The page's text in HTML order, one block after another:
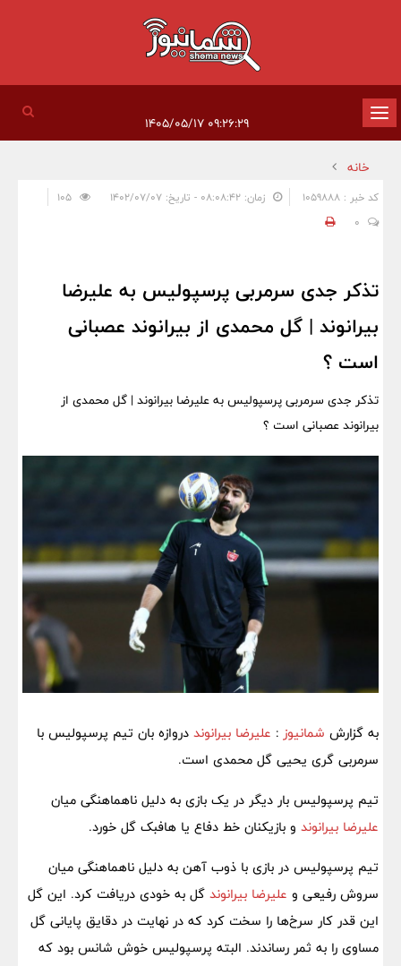
تغییر
وضعیت
ناوبری
۰۹:۲۶:۲۹ ۱۴۰۵/۰۵/۱۷
خانه
کد خبر : 1059888 زمان: ۰۸:۰۸:۴۲ - تاریخ: ۱۴۰۲/۰۷/۰۷
0
تذکر جدی سرمربی پرسپولیس به علیرضا
بیرانوند | گل محمدی از بیرانوند عصبانی
است ؟
تذکر جدی سرمربی پرسپولیس به علیرضا بیرانوند | گل محمدی از
بیرانوند عصبانی است ؟
به گزارش شمانیوز : علیرضا بیرانوند دروازه بان تیم پرسپولیس با
سرمربی گری یحیی گل محمدی است.
تیم پرسپولیس بار دیگر در یک بازی به دلیل ناهماهنگی میان
علیرضا بیرانوند و بازیکنان خط دفاع یا هافبک گل خورد.
تیم پرسپولیس در بازی با ذوب آهن به دلیل ناهماهنگی میان
سروش رفیعی و علیرضا بیرانوند گل به خودی دریافت کرد. این گل
این قدر کار سرخ‌ها را سخت کرد که در نهایت در دقایق پایانی گل
مساوی را به ثمر رساندند. البته پرسپولیس خوش شانس بود که